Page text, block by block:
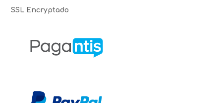
SSL Encryptado